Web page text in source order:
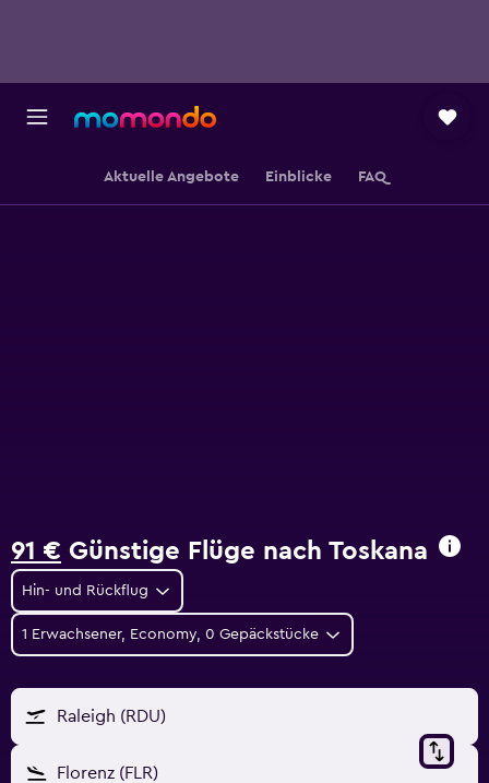
Aktuelle Angebote Einblicke FAQ
91 € Günstige Flüge nach Toskana
Hin- und Rückflug
1 Erwachsener, Economy, 0 Gepäckstücke
Raleigh (RDU)
Florenz (FLR)